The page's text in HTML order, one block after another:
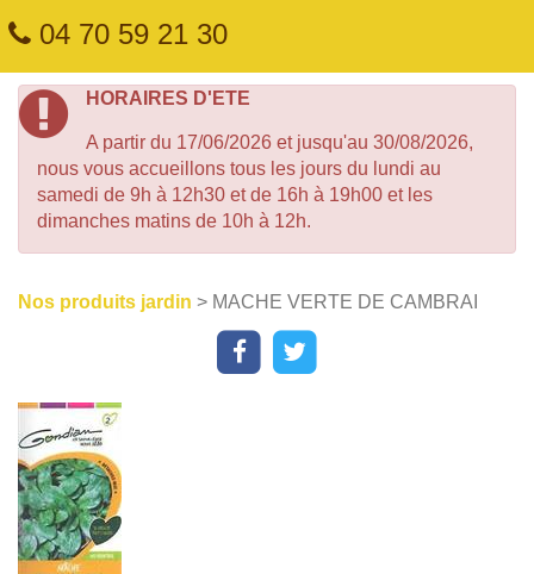
04 70 59 21 30
HORAIRES D'ETE
A partir du 17/06/2026 et jusqu'au 30/08/2026,
nous vous accueillons tous les jours du lundi au
samedi de 9h à 12h30 et de 16h à 19h00 et les
dimanches matins de 10h à 12h.
Nos produits jardin > MACHE VERTE DE CAMBRAI